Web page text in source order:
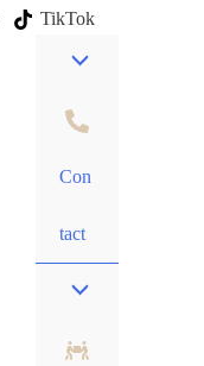
TikTok
Con
tact